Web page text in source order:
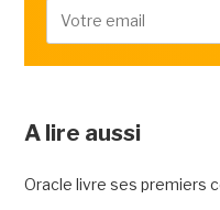
A lire aussi
Oracle livre ses premiers